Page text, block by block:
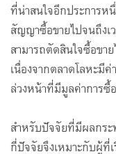
ที่น่าสนใจอีกประการห
สัญญาซื้อขายไปจนถึง
สามารถตัดสินใจซื้อขา
เนื่องจากตลาดโลหะมี
ล่วงหน้าที่มีมูลค่าการซื้
สำหรับปัจจัยที่มีผลกระ
กี่ปัจจัยจึงเหมาะกับผู้ที่